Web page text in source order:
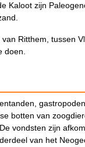
Kaloot zijn
Ritthem, tussen
doen.
botten van
vondsten zijn
van het